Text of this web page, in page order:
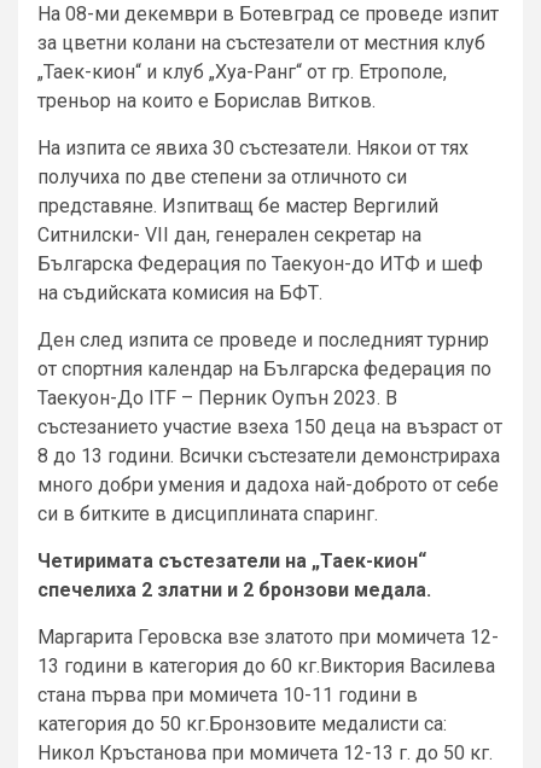
На 08-ми декември в Ботевград се проведе изпит
за цветни колани на състезатели от местния клуб
„Таек-кион“ и клуб „Хуа-Ранг“ от гр. Етрополе,
треньор на които е Борислав Витков.
На изпита се явиха 30 състезатели. Някои от тях
получиха по две степени за отличното си
представяне. Изпитващ бе мастер Вергилий
Ситнилски- VII дан, генерален секретар на
Българска Федерация по Таекуон-до ИТФ и шеф
на съдийската комисия на БФТ.
Ден след изпита се проведе и последният турнир
от спортния календар на Българска федерация по
Таекуон-До ITF – Перник Оупън 2023. В
състезанието участие взеха 150 деца на възраст от
8 до 13 години. Всички състезатели демонстрираха
много добри умения и дадоха най-доброто от себе
си в битките в дисциплината спаринг.
Четиримата състезатели на „Таек-кион“
спечелиха 2 златни и 2 бронзови медала.
Маргарита Геровска взе златото при момичета 12-
13 години в категория до 60 кг.Виктория Василева
стана първа при момичета 10-11 години в
категория до 50 кг.Бронзовите медалисти са:
Никол Кръстанова при момичета 12-13 г. до 50 кг.